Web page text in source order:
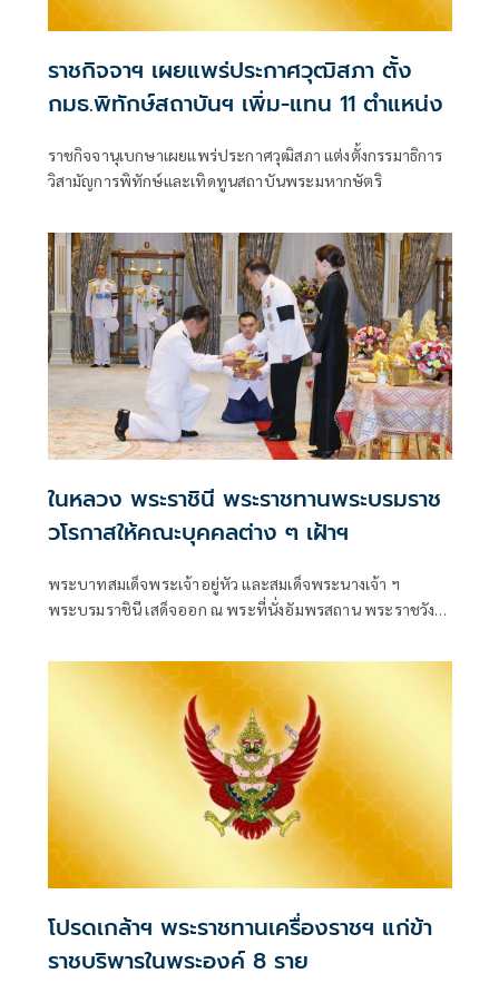
ราชกิจจาฯ เผยแพร่ประกาศวุฒิสภา ตั้ง
กมธ.พิทักษ์สถาบันฯ เพิ่ม-แทน 11 ตำแหน่ง
ราชกิจจานุเบกษาเผยแพร่ประกาศวุฒิสภา แต่งตั้งกรรมาธิการ
วิสามัญการพิทักษ์และเทิดทูนสถาบันพระมหากษัตริ
ในหลวง พระราชินี พระราชทานพระบรมราช
วโรกาสให้คณะบุคคลต่าง ๆ เฝ้าฯ
พระบาทสมเด็จพระเจ้าอยู่หัว และสมเด็จพระนางเจ้า ฯ
พระบรมราชินี เสด็จออก ณ พระที่นั่งอัมพรสถาน พระราชวัง
เฝ้าทูลละอองธุลีพระบาท ตามลำดับดังนี้
โปรดเกล้าฯ พระราชทานเครื่องราชฯ แก่ข้า
ราชบริพารในพระองค์ 8 ราย